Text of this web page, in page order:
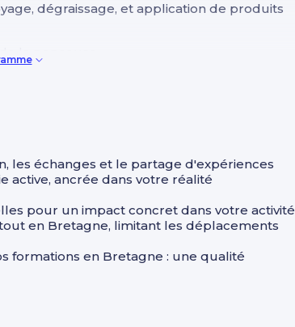
dégraissage, et application de produits
la ponceuse.
les échanges et le partage d'expériences
active, ancrée dans votre réalité
pour un impact concret dans votre activité
en Bretagne, limitant les déplacements
formations en Bretagne : une qualité